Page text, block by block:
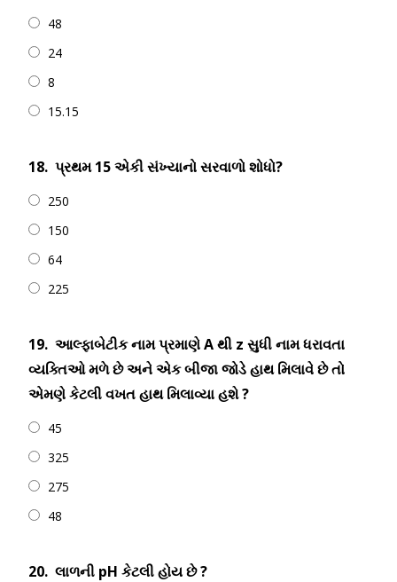
48
24
8
15.15
18. પ્રથમ 15 એકી સંખ્યાનો સરવાળો શોધો?
250
150
64
225
19. આલ્ફાબેટીક નામ પ્રમાણે A થી z સુધી નામ ધરાવતા
વ્યક્તિઓ મળે છે અને એક બીજા જોડે હાથ મિલાવે છે તો
એમણે કેટલી વખત હાથ મિલાવ્યા હશે ?
45
325
275
48
20. લાળની pH કેટલી હોય છે ?